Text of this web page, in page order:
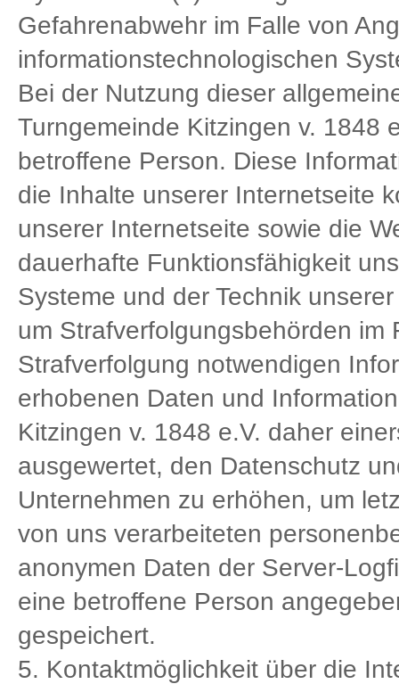
Gefahrenabwehr im Falle von
informationstechnologischen
Bei der Nutzung dieser
Turngemeinde Kitzingen v. 1848
betroffene Person. Diese
die Inhalte unserer Internetseite
unserer Internetseite sowie die
dauerhafte Funktionsfähigkeit
Systeme und der Technik
um Strafverfolgungsbehörden im
Strafverfolgung notwendigen
erhobenen Daten und
Kitzingen v. 1848 e.V. daher
ausgewertet, den Datenschutz
Unternehmen zu erhöhen, um
von uns verarbeiteten
anonymen Daten der Server-
eine betroffene Person
gespeichert.
5. Kontaktmöglichkeit über die